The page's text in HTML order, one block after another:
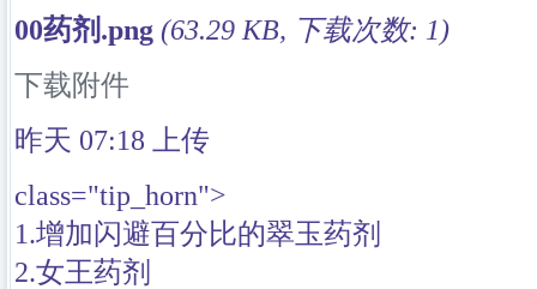
00药剂.png (63.29 KB, 下载次数: 1)
下载附件
昨天 07:18 上传
class="tip_horn">
1.增加闪避百分比的翠玉药剂
2.女王药剂